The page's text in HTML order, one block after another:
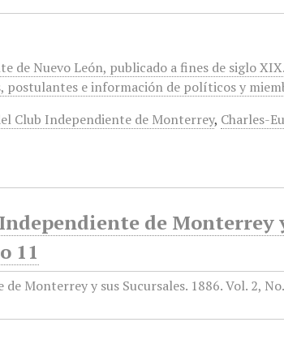
de Nuevo León, publicado a fines de siglo
postulantes e información de políticos y
Club Independiente de Monterrey, Charles-
de Monterrey
11